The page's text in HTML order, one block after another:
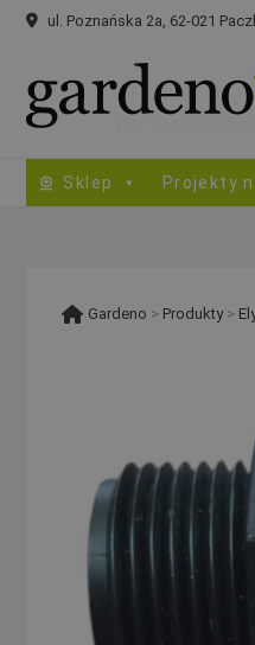
Skip
ul. Poznańska 2a, 62-021
Sklep Projekty
Gardeno > Produkty>